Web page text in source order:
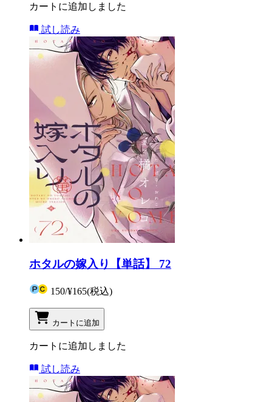
カートに追加しました
試し読み
ホタルの嫁入り【単話】 72
150/¥165(税込)
カートに追加
カートに追加しました
試し読み